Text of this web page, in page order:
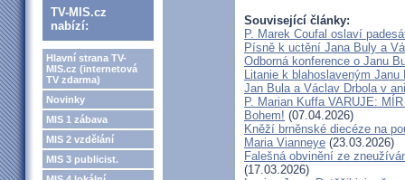
TV-MIS.cz
nabízí:
Hlavní strana TV-
MIS.cz (internetová
TV zdarma)
Novinky
MIS 1 zábava
MIS 2 vzdělání
MIS 3 publicist.
Související články:
P. Marek Coufal oslaví
Písně k uctění Jana Buly a
Odborná konference o Janu
Litanie k blahoslaveným
Jan Bula a Václav Drbola v
P. Marian Kuffa VARUJE:
Bohem! (07.04.2026)
Kněží brněnské diecéze na
Maria Vianneye (23.03.2026)
Falešná obvinění ze
(17.03.2026)